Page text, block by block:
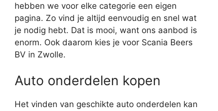
hebben we voor elke categorie een eigen
pagina. Zo vind je altijd eenvoudig en snel wat
je nodig hebt. Dat is mooi, want ons aanbod is
enorm. Ook daarom kies je voor Scania Beers
BV in Zwolle.
Auto onderdelen kopen
Het vinden van geschikte auto onderdelen kan